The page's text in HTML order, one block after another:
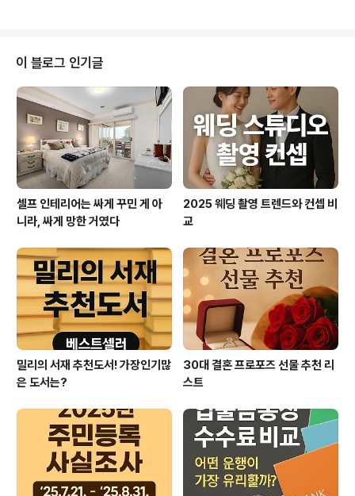
아니라, 일정 요건을 충족하면 정부 지원금까지 받을 수 있
는 구조이기 때문이다.청년미래적금은 특히 일정 소득 이
하의 청년층을 대상으로 하며, 자격 요건만 충족하면 누구
나 신청 가능하다. 이 상품은 청년적금이라는 이름으로 불
리기도 하며, 종종 청년도약계좌와 비교되곤 한다. 하지만
두 상품은 근본적인 목적과 지원 구..
이 블로그 인기글
셀프 인테리어는 싸게 꾸민 게 아
니라, 싸게 망한 거였다
2025 웨딩 촬영 트렌드와 컨셉 비
교
밀리의 서재 추천도서! 가장인기많
은 도서는?
30대 결혼 프로포즈 선물 추천 리
스트